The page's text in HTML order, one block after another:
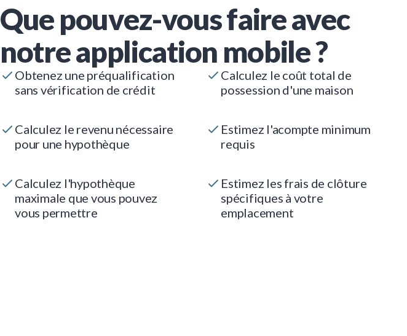
Que pouvez-vous faire avec
notre application mobile ?
Obtenez une préqualification
sans vérification de crédit
Calculez le coût total de
possession d'une maison
Calculez le revenu nécessaire
pour une hypothèque
Estimez l'acompte minimum
requis
Calculez l'hypothèque
maximale que vous pouvez
vous permettre
Estimez les frais de clôture
spécifiques à votre
emplacement